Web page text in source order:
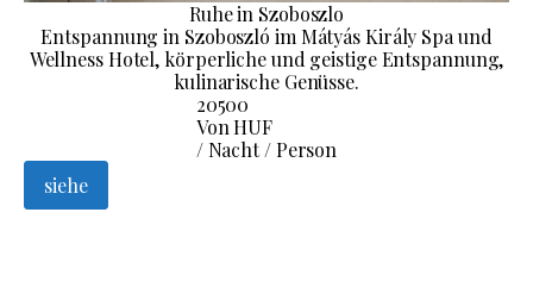
Ruhe in Szoboszlo
Entspannung in Szoboszló im Mátyás Király Spa und
Wellness Hotel, körperliche und geistige Entspannung,
kulinarische Genüsse.
20500
Von HUF
/ Nacht / Person
siehe